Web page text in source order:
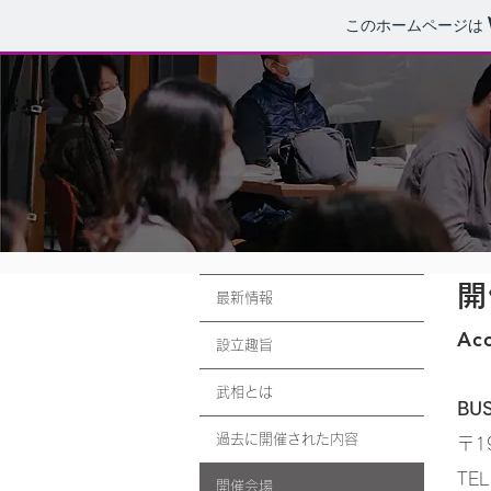
このホームページは
〒
最新情報
設立趣旨
武相とは
過去に開催された内容
開催会場